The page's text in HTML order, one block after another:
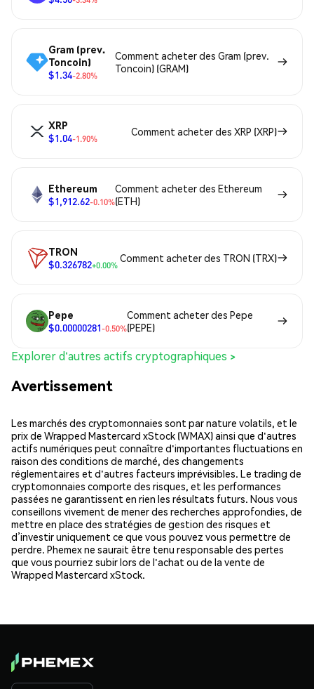
Gram (prev.
Toncoin)
$1.34-2.80%
Comment acheter des Gram (prev.
Toncoin) (GRAM)
XRP
$1.04-1.90%
Comment acheter des XRP (XRP)
Ethereum
$1,912.62-0.10%
Comment acheter des Ethereum
(ETH)
TRON
$0.326782+0.00%
Comment acheter des TRON (TRX)
Pepe
$0.00000281-0.50%
Comment acheter des Pepe
(PEPE)
Explorer d'autres actifs cryptographiques >
Avertissement
Les marchés des cryptomonnaies sont par nature volatils, et le
prix de Wrapped Mastercard xStock (WMAX) ainsi que d'autres
actifs numériques peut connaître d'importantes fluctuations en
raison des conditions de marché, des changements
réglementaires et d'autres facteurs imprévisibles. Le trading de
cryptomonnaies comporte des risques, et les performances
passées ne garantissent en rien les résultats futurs. Nous vous
conseillons vivement de mener des recherches approfondies, de
mettre en place des stratégies de gestion des risques et
d’investir uniquement ce que vous pouvez vous permettre de
perdre. Phemex ne saurait être tenu responsable des pertes
que vous pourriez subir lors de l'achat ou de la vente de
Wrapped Mastercard xStock.